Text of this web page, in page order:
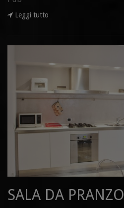
Leggi tutto
SALA DA PRANZO